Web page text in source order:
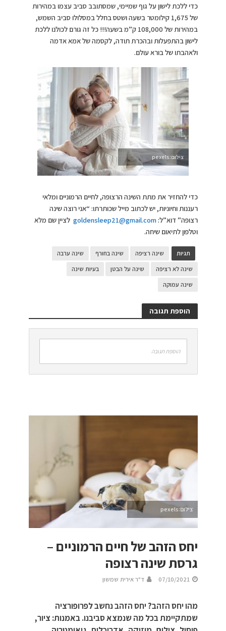
כדי ללכת לישון על גוף שמיימי, שמסתובב סביב עצמו במהירות
של 1,675 קילומטר בשעה ושטס בחלל במסלולו סביב השמש,
במהירות של 108,000 ק”מ בשעה!!! כל זה גורם לכולנו ללכת
לישון בהתפעלות ובהכרת תודה, לקסמה של אמא אדמה
ולאהבתו של בורא עולם.
צילום:pexels
כדי להחזיר את מתת השינה הרצופה, לחיים הרמוניים ומלאי
רעננות וחיוניות, יש לכתוב מייל שכותרתו: “אני רוצה שינה
רצופה” דוא”ל:goldensleep21@gmail.com לציין שם מלא
וטלפון לתיאום שיחה.
תגיות שינה רציפה שינה בחורף
שינה ערבה
שינה לא רציפה
שינה על הבטן
בעיות שינה
שינה עמוקה
הוספת תגובה
הוספת תגובה
צילום:pexels
יחס הזהב של חיים הרמוניים –
גרסת שינה רצופה
07/10/2021 ד"ר אירית שמשון
מהו יחס הזהב? יחס הזהב נחשב לפרופורציה
שמתקיימת בכל מה שנמצא סביבנו. באמנות: ציור,